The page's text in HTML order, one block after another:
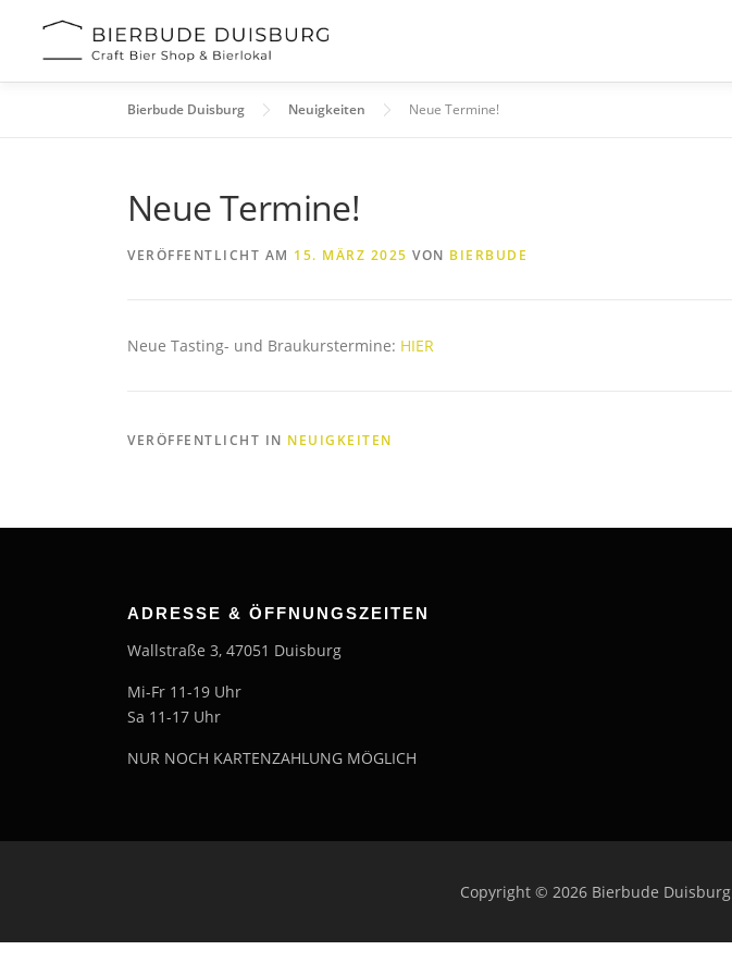
springen
Bierbude Duisburg Neuigkeiten Neue Termine!
Neue Termine!
VERÖFFENTLICHT AM 15. MÄRZ 2025 VON BIERBUDE
Neue Tasting- und Braukurstermine: HIER
VERÖFFENTLICHT IN NEUIGKEITEN
ADRESSE & ÖFFNUNGSZEITEN
Wallstraße 3, 47051 Duisburg
Mi-Fr 11-19 Uhr
Sa 11-17 Uhr
NUR NOCH KARTENZAHLUNG MÖGLICH
Copyright © 2026 Bierbude Duisburg